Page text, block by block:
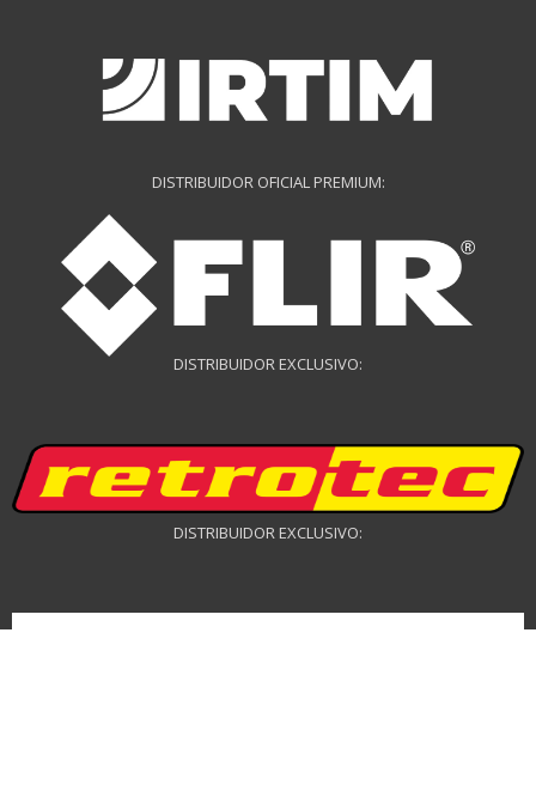
DISTRIBUIDOR OFICIAL PREMIUM:
DISTRIBUIDOR EXCLUSIVO:
DISTRIBUIDOR EXCLUSIVO: